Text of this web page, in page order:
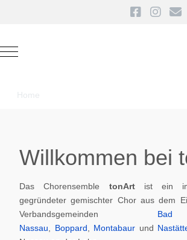
Mobile Menu Toggle
Home
Willkommen bei
Das Chorensemble tonArt ist ein
gegründeter gemischter Chor aus dem
Verbandsgemeinden
Nassau
Boppard Montabaur und